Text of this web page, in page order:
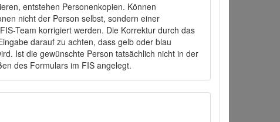
entstehen Personenkopien. Können
nicht der Person selbst, sondern einer
Team korrigiert werden. Die Korrektur durch das
darauf zu achten, dass gelb oder blau
Ist die gewünschte Person tatsächlich nicht in der
des Formulars im FIS angelegt.